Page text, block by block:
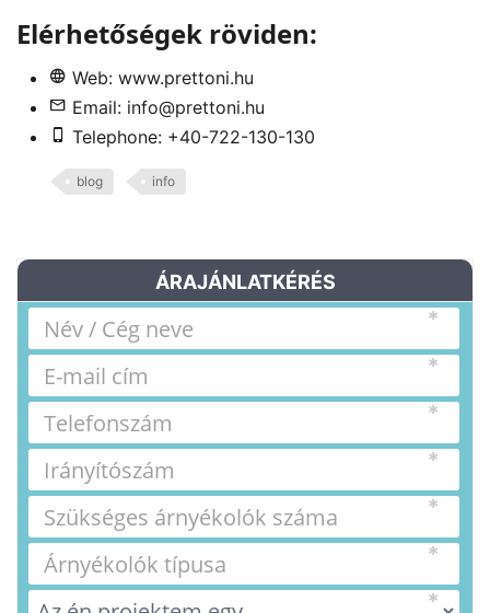
Elérhetőségek röviden:
Web: www.prettoni.hu
Email: info@prettoni.hu
Telephone: +40-722-130-130
blog info
ÁRAJÁNLATKÉRÉS